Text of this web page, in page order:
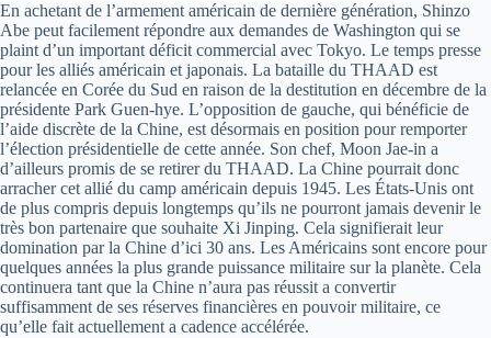
En achetant de l’armement américain de dernière génération, Shinzo
Abe peut facilement répondre aux demandes de Washington qui se
plaint d’un important déficit commercial avec Tokyo. Le temps presse
pour les alliés américain et japonais. La bataille du THAAD est
relancée en Corée du Sud en raison de la destitution en décembre de la
présidente Park Guen-hye. L’opposition de gauche, qui bénéficie de
l’aide discrète de la Chine, est désormais en position pour remporter
l’élection présidentielle de cette année. Son chef, Moon Jae-in a
d’ailleurs promis de se retirer du THAAD. La Chine pourrait donc
arracher cet allié du camp américain depuis 1945. Les États-Unis ont
de plus compris depuis longtemps qu’ils ne pourront jamais devenir le
très bon partenaire que souhaite Xi Jinping. Cela signifierait leur
domination par la Chine d’ici 30 ans. Les Américains sont encore pour
quelques années la plus grande puissance militaire sur la planète. Cela
continuera tant que la Chine n’aura pas réussit a convertir
suffisamment de ses réserves financières en pouvoir militaire, ce
qu’elle fait actuellement a cadence accélérée.